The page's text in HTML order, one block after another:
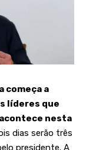
começa a
líderes que
acontece nesta
dias serão três
presidente. A